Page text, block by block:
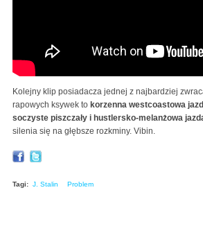
Kolejny klip posiadacza jednej z najbardziej
rapowych ksywek to korzenna westcoastowa
soczyste piszczały i hustlersko-melanżowa
silenia się na głębsze rozkminy. Vibin.
Tagi: J. Stalin Problem